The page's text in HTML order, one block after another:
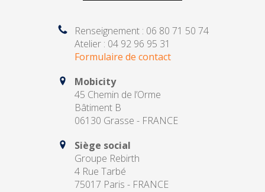
Renseignement : 06 80 71 50 74
Atelier : 04 92 96 95 31
Formulaire de contact
Mobicity
45 Chemin de l’Orme
Bâtiment B
06130 Grasse - FRANCE
Siège social
Groupe Rebirth
4 Rue Tarbé
75017 Paris - FRANCE